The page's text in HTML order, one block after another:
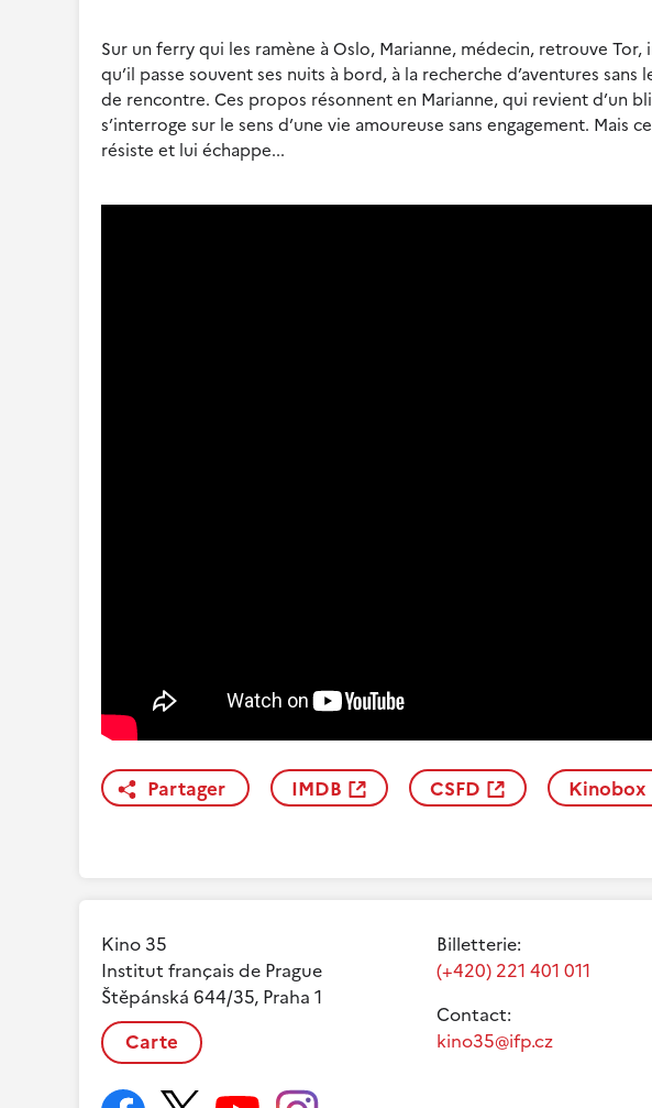
Sur un ferry qui les ramène à Oslo, Marianne, médecin, retrouve
qu’il passe souvent ses nuits à bord, à la recherche d’aventures
de rencontre. Ces propos résonnent en Marianne, qui revient d’un
s’interroge sur le sens d’une vie amoureuse sans engagement. Mais
résiste et lui échappe...
Partager IMDB CSFD Kinobox
Kino 35
Institut français de Prague
Štěpánská 644/35, Praha 1
Carte
Billetterie:
(+420) 221 401 011
Contact:
kino35@ifp.cz